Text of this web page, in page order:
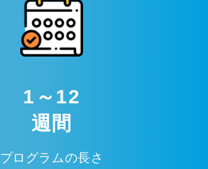
1～12
週間
プログラムの長さ